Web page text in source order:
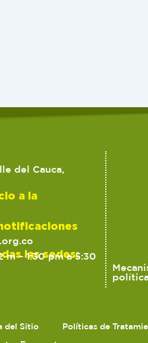
del Cauca,
a la
las sedes:
m – 1:30 pm a 5:30
del Sitio Políticas de